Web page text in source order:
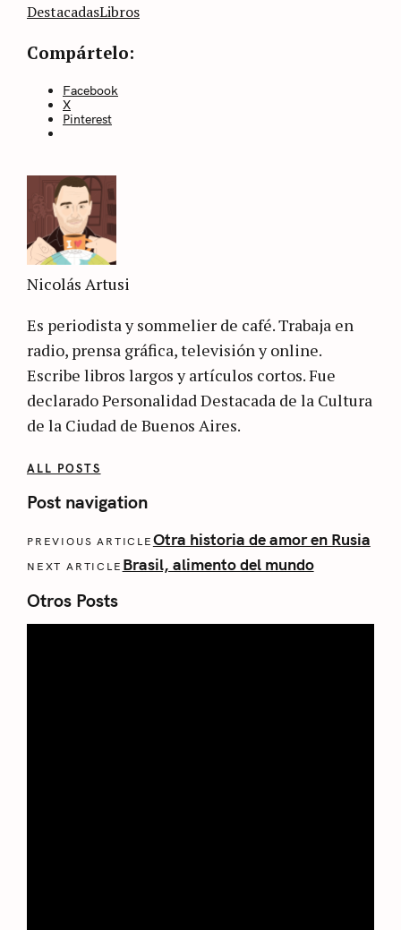
categoría
DestacadasLibros
Compártelo:
Facebook
X
Pinterest
Nicolás Artusi
Es periodista y sommelier de café. Trabaja en
radio, prensa gráfica, televisión y online.
Escribe libros largos y artículos cortos. Fue
declarado Personalidad Destacada de la Cultura
de la Ciudad de Buenos Aires.
ALL POSTS
Post navigation
PREVIOUS ARTICLE Otra historia de amor en Rusia
NEXT ARTICLE Brasil, alimento del mundo
Otros Posts